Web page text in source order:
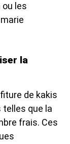
ou les
la
de kakis
que la
frais. Ces